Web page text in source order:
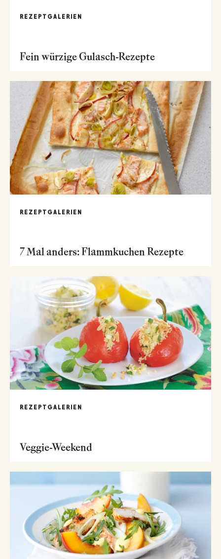
REZEPTGALERIEN
Fein würzige Gulasch-Rezepte
REZEPTGALERIEN
7 Mal anders: Flammkuchen Rezepte
REZEPTGALERIEN
Veggie-Weekend